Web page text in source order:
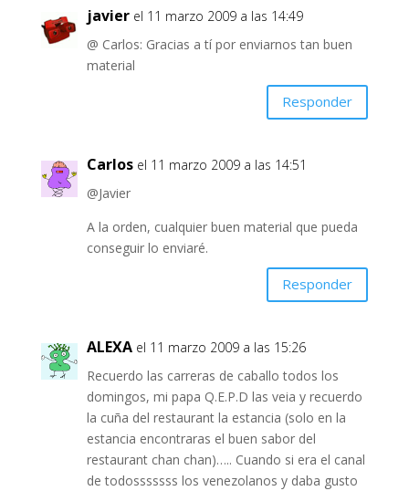
javier el 11 marzo 2009 a las 14:49
@ Carlos: Gracias a tí por enviarnos tan buen
material
Responder
Carlos el 11 marzo 2009 a las 14:51
@Javier
A la orden, cualquier buen material que pueda
conseguir lo enviaré.
Responder
ALEXA el 11 marzo 2009 a las 15:26
Recuerdo las carreras de caballo todos los
domingos, mi papa Q.E.P.D las veia y recuerdo
la cuña del restaurant la estancia (solo en la
estancia encontraras el buen sabor del
restaurant chan chan)….. Cuando si era el canal
de todosssssss los venezolanos y daba gusto